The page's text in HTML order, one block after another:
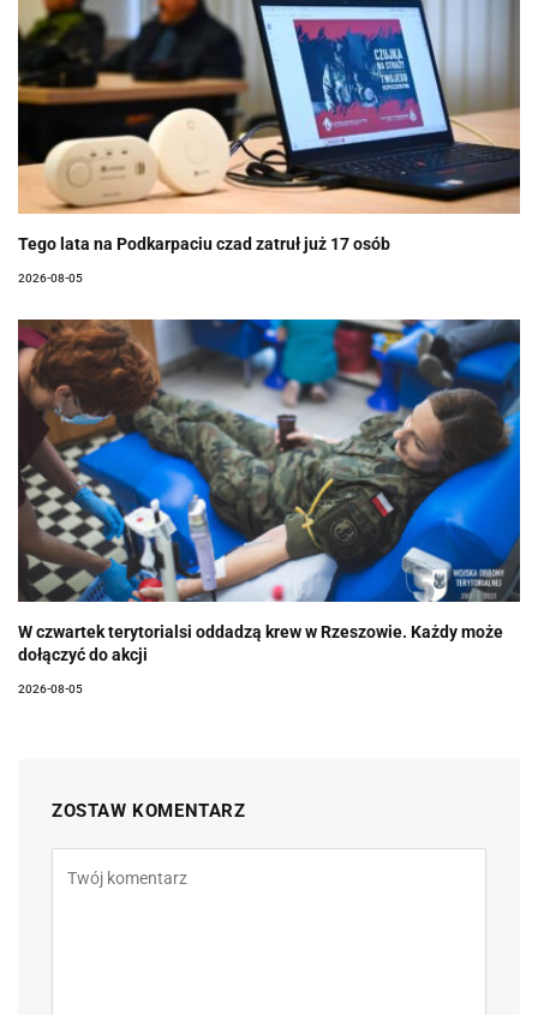
Tego lata na Podkarpaciu czad zatruł już 17 osób
2026-08-05
W czwartek terytorialsi oddadzą krew w Rzeszowie. Każdy może
dołączyć do akcji
2026-08-05
ZOSTAW KOMENTARZ